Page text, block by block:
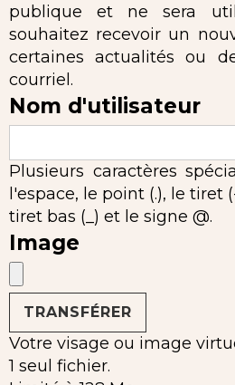
publique et ne sera
souhaitez recevoir un
certaines actualités ou
courriel.
Nom d'utilisateur
Plusieurs caractères
l'espace, le point (.), le tiret
tiret bas (_) et le signe @.
Image
Votre visage ou image
1 seul fichier.